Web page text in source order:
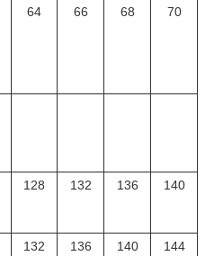
64 66 68 70
128 132 136 140
132 136 140 144